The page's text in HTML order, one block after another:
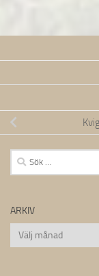
Sök
efter:
ARKIV
Arkiv